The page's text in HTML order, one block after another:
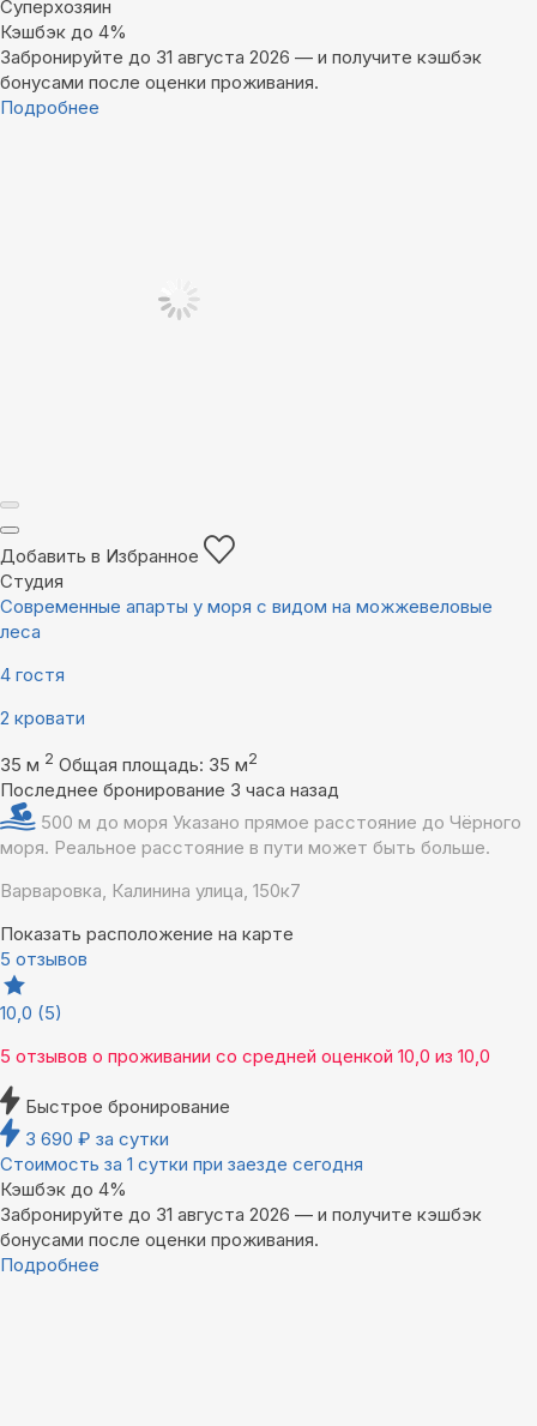
Суперхозяин
Кэшбэк до 4%
Забронируйте до 31 августа 2026 — и получите кэшбэк
бонусами после оценки проживания.
Подробнее
Добавить в Избранное
Студия
Современные апарты у моря с видом на можжевеловые
леса
4 гостя
2 кровати
35 м 2 Общая площадь: 35 м2
Последнее бронирование 3 часа назад
500 м до моря Указано прямое расстояние до Чёрного
моря. Реальное расстояние в пути может быть больше.
Варваровка, Калинина улица, 150к7
Показать расположение на карте
5 отзывов
10,0 (5)
5 отзывов о проживании со средней оценкой 10,0 из 10,0
Быстрое бронирование
3 690 ₽ за сутки
Стоимость за 1 сутки при заезде сегодня
Кэшбэк до 4%
Забронируйте до 31 августа 2026 — и получите кэшбэк
бонусами после оценки проживания.
Подробнее